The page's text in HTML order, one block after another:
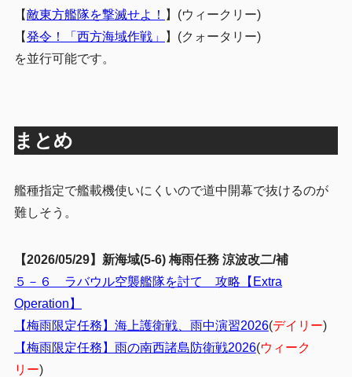
【敵東方艦隊を撃滅せよ！ 】(ウィークリー)
【発令！「西方海域作戦」
】(クォータリー)
を並行可能です。
まとめ
艦種指定で艦載機使いにくいので道中開幕で抜けるのが
難しそう。
【2026/05/29】新海域(5-6) 梅雨任務 涼波改二/補
５－６ ラバウル空襲艦隊を討て 攻略【Extra
Operation】
【梅雨限定任務】海上護衛戦、雨中演習2026(デイリー)
【梅雨限定任務】雨の南西諸島防衛戦2026(ウィーク
リー)